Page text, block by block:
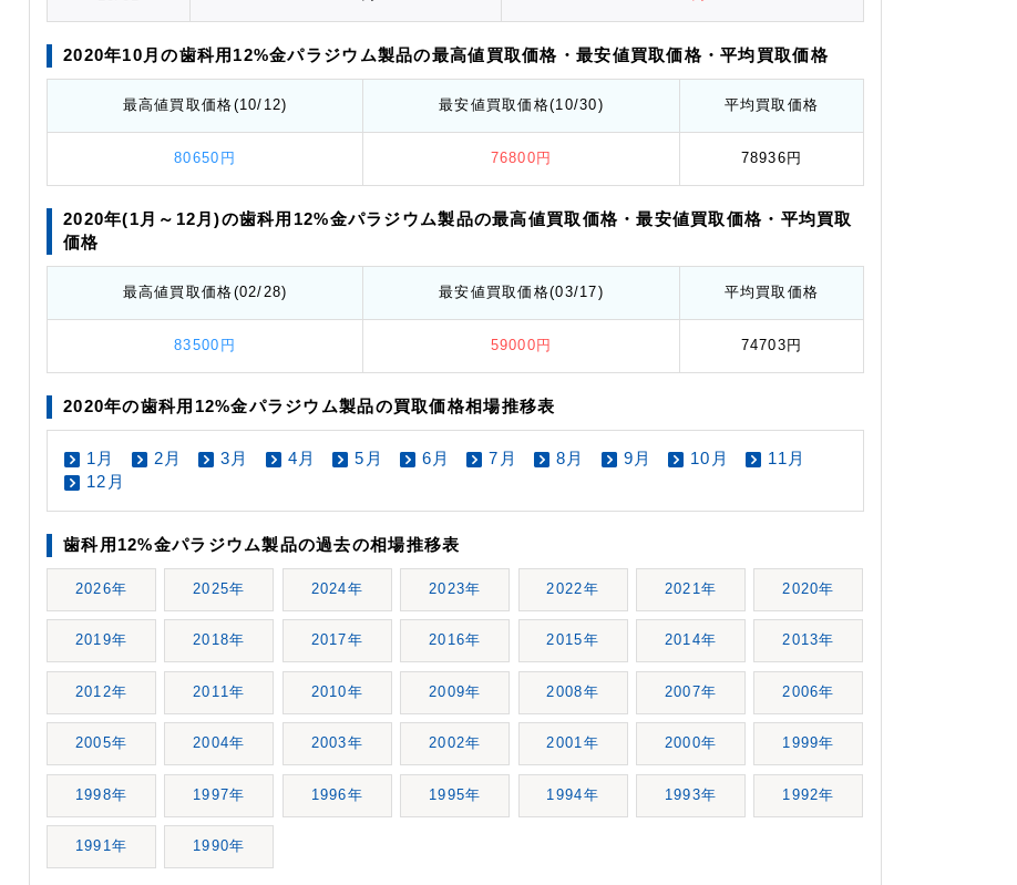
2020年10月の歯科用12%金パラジウム製品の最高値買取価格 ・最安値買取価格・平均買取価格
最高値買取価格(10/12) 最安値買取価格(10/30) 平均 買取価格
80650円 76800円 78936円
2020年(1月～12月)の歯科用12%金パラジウム製品の最高値買取価格 ・最安値買取価格 ・平均買取
価格
最高値買取価格(02/28) 最安値買取価格(03/17) 平均 買取価格
83500円 59000円 74703円
2020年の歯科用12%金パラジウム製品の買取価格相場推移表
1月 2月 3月 4月 5月 6月 7月 8月 9月 10月
11月
12月
歯科用12%金パラジウム製品の過去の相場推移表
2026年 2025年 2024年 2023年 2022年 2021年 2020年
2019年 2018年 2017年 2016年 2015年 2014年 2013年
2012年 2011年 2010年 2009年 2008年 2007年 2006年
2005年 2004年 2003年 2002年 2001年 2000年 1999年
1998年 1997年 1996年 1995年 1994年 1993年 1992年
1991年 1990年